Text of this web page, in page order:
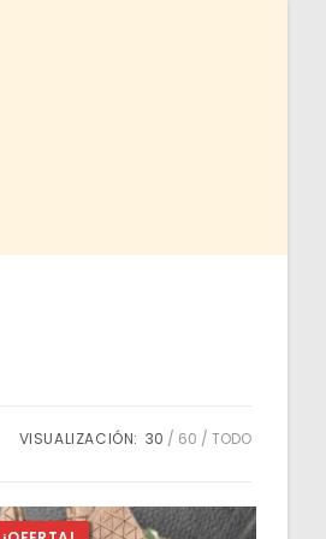
VISUALIZACIÓN: 30 60 TODO